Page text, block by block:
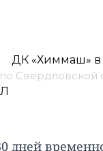
Свердловской
дней